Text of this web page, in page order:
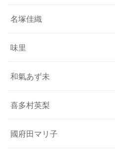
名塚佳織
味里
和氣あず未
喜多村英梨
國府田マリ子